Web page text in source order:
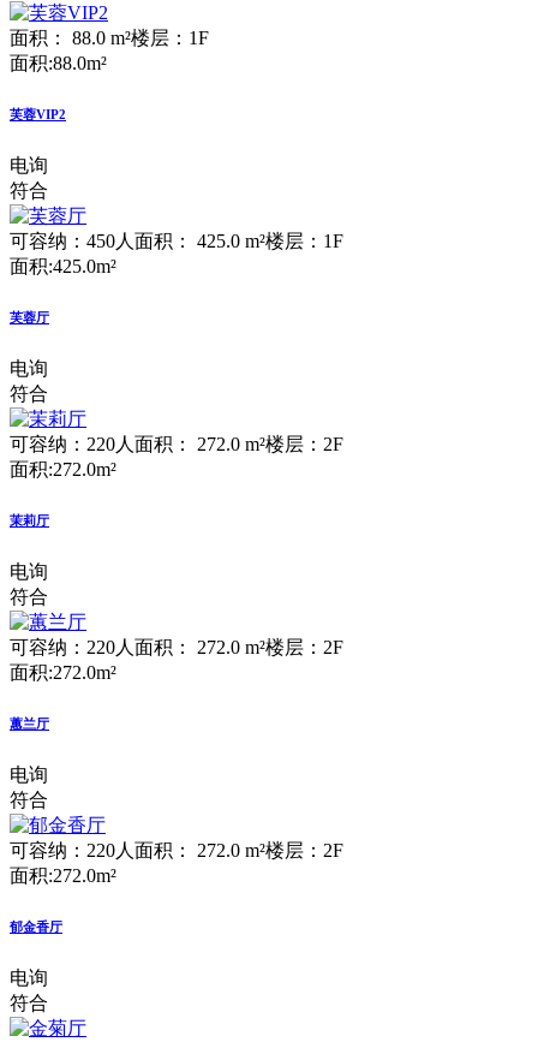
面积： 88.0 m²楼层：1F
面积:88.0m²
芙蓉VIP2
电询
符合
可容纳：450人 面积： 425.0 m²楼层：1F
面积:425.0m²
芙蓉厅
电询
符合
可容纳：220人 面积： 272.0 m²楼层：2F
面积:272.0m²
茉莉厅
电询
符合
可容纳：220人 面积： 272.0 m²楼层：2F
面积:272.0m²
蕙兰厅
电询
符合
可容纳：220人 面积： 272.0 m²楼层：2F
面积:272.0m²
郁金香厅
电询
符合